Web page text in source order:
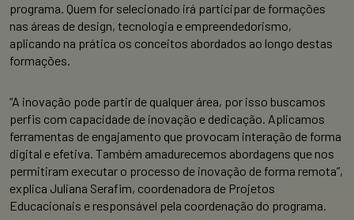
programa. Quem for selecionado irá participar de formações
nas áreas de design, tecnologia e empreendedorismo,
aplicando na prática os conceitos abordados ao longo destas
formações.
“A inovação pode partir de qualquer área, por isso buscamos
perfis com capacidade de inovação e dedicação. Aplicamos
ferramentas de engajamento que provocam interação de forma
digital e efetiva. Também amadurecemos abordagens que nos
permitiram executar o processo de inovação de forma remota”,
explica Juliana Serafim, coordenadora de Projetos
Educacionais e responsável pela coordenação do programa.